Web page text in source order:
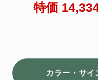
特価
カラー・サイ